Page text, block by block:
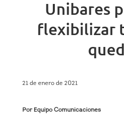
Unibares
flexibilizar
21 de enero de 2021
Por Equipo Comunicaciones